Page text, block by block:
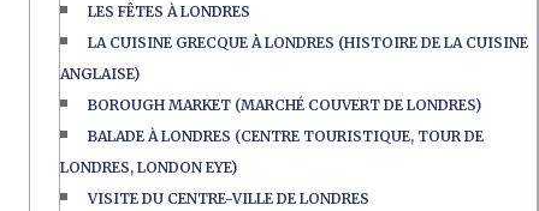
LES FÊTES À LONDRES
LA CUISINE GRECQUE À LONDRES (HISTOIRE DE LA CUISINE
ANGLAISE)
BOROUGH MARKET (MARCHÉ COUVERT DE LONDRES)
BALADE À LONDRES (CENTRE TOURISTIQUE, TOUR DE
LONDRES, LONDON EYE)
VISITE DU CENTRE-VILLE DE LONDRES